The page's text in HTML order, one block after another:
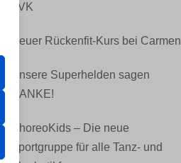
TVK
Neuer Rückenfit-Kurs bei Carmen
Unsere Superhelden sagen
DANKE!
ChoreoKids – Die neue
Sportgruppe für alle Tanz- und